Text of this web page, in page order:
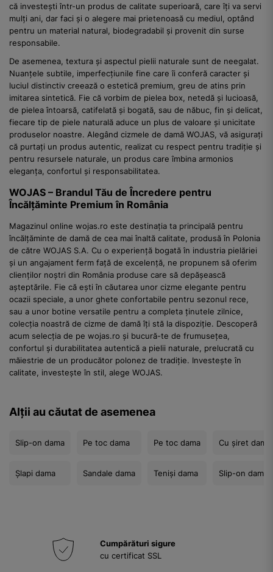
că investești într-un produs de calitate superioară, care îți va servi
mulți ani, dar faci și o alegere mai prietenoasă cu mediul, optând
pentru un material natural, biodegradabil și provenit din surse
responsabile.
De asemenea, textura și aspectul pielii naturale sunt de neegalat.
Nuanțele subtile, imperfecțiunile fine care îi conferă caracter și
luciul distinctiv creează o estetică premium, greu de atins prin
imitarea sintetică. Fie că vorbim de pielea box, netedă și lucioasă,
de pielea întoarsă, catifelată și bogată, sau de năbuc, fin și delicat,
fiecare tip de piele naturală aduce un plus de valoare și unicitate
produselor noastre. Alegând cizmele de damă WOJAS, vă asigurați
că purtați un produs autentic, realizat cu respect pentru tradiție și
pentru resursele naturale, un produs care îmbina armonios
eleganța, confortul și responsabilitatea.
WOJAS – Brandul Tău de Încredere pentru
Încălțăminte Premium în România
Magazinul online wojas.ro este destinația ta principală pentru
încălțăminte de damă de cea mai înaltă calitate, produsă în Polonia
de către WOJAS S.A. Cu o experiență bogată în industria pielăriei
și un angajament ferm față de excelență, ne propunem să oferim
clienților noștri din România produse care să depășească
așteptările. Fie că ești în căutarea unor cizme elegante pentru
ocazii speciale, a unor ghete confortabile pentru sezonul rece,
sau a unor botine versatile pentru a completa ținutele zilnice,
colecția noastră de cizme de damă îți stă la dispoziție. Descoperă
acum selecția de pe wojas.ro și bucură-te de frumusețea,
confortul și durabilitatea autentică a pielii naturale, prelucrată cu
măiestrie de un producător polonez de tradiție. Investește în
calitate, investește în stil, alege WOJAS.
Alții au căutat de asemenea
Slip-on dama
Șlapi dama
Pe toc dama
Sandale dama
Pe toc dama
Teniși dama
Cu șiret dama
Slip-on dama
Cumpărături sigure
cu certificat SSL